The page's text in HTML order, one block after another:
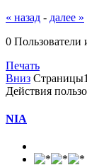
« назад - далее »
0 Пользователи
Печать
Вниз Страницы1
Действия
NIA